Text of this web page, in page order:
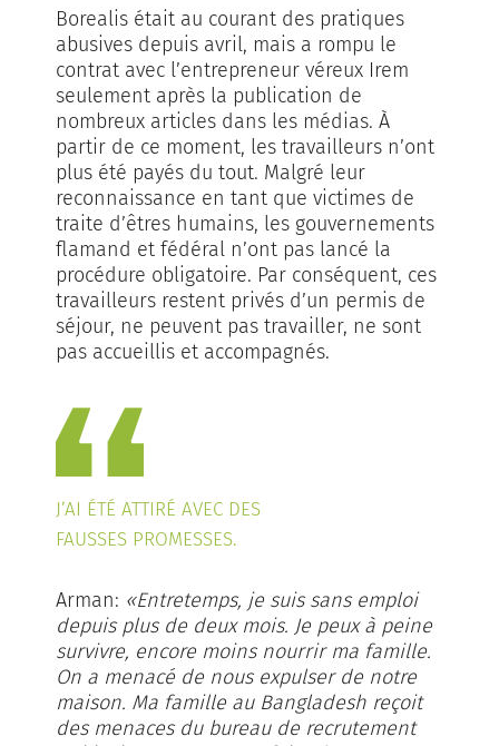
Borealis était au courant des pratiques
abusives depuis avril, mais a rompu le
contrat avec l’entrepreneur véreux Irem
seulement après la publication de
nombreux articles dans les médias. À
partir de ce moment, les travailleurs n’ont
plus été payés du tout. Malgré leur
reconnaissance en tant que victimes de
traite d’êtres humains, les gouvernements
flamand et fédéral n’ont pas lancé la
procédure obligatoire. Par conséquent, ces
travailleurs restent privés d’un permis de
séjour, ne peuvent pas travailler, ne sont
pas accueillis et accompagnés.
J’AI ÉTÉ ATTIRÉ AVEC DES
FAUSSES PROMESSES.
Arman: «Entretemps, je suis sans emploi
depuis plus de deux mois. Je peux à peine
survivre, encore moins nourrir ma famille.
On a menacé de nous expulser de notre
maison. Ma famille au Bangladesh reçoit
des menaces du bureau de recrutement